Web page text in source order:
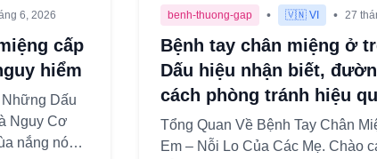
6, 2026
cấp
hiểm
Dấu
Nguy Cơ
nắng nóng
benh-thuong-gap • 🇻🇳 VI • 27
Bệnh tay chân miệng ở
Dấu hiệu nhận biết,
cách phòng tránh hiệu
Tổng Quan Về Bệnh Tay Chân
Em – Nỗi Lo Của Các Mẹ. Chào